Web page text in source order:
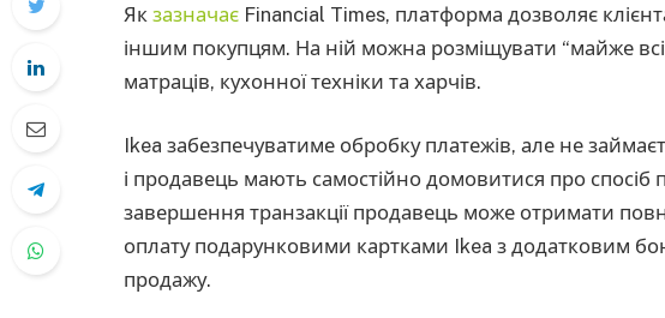
Як зазначає Financial Times, платформа дозволяє
іншим покупцям. На ній можна розміщувати “майже
матраців, кухонної техніки та харчів.
Ikea забезпечуватиме обробку платежів, але не
і продавець мають самостійно домовитися про спосіб
завершення транзакції продавець може отримати
оплату подарунковими картками Ikea з додатковим
продажу.